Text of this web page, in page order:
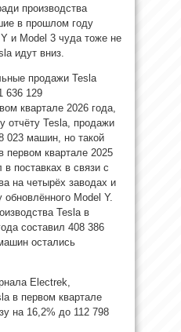
производства
в прошлом году
и Model 3 чуда тоже не
идут вниз.
продажи Tesla
636 129
квартале 2026 года,
отчёту Tesla, продажи
023 машин, но такой
первом квартале 2025
поставках в связи с
на четырёх заводах и
обновлённого Model Y.
Tesla в
составил 408 386
остались
Electrek,
в первом квартале
на 16,2% до 112 798